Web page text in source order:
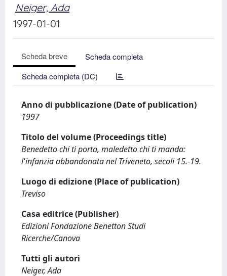
Neiger, Ada
1997-01-01
Scheda breve
Scheda completa
Scheda completa (DC)
Anno di pubblicazione (Date of publication)
1997
Titolo del volume (Proceedings title)
Benedetto chi ti porta, maledetto chi ti manda:
l'infanzia abbandonata nel Triveneto, secoli 15.-19.
Luogo di edizione (Place of publication)
Treviso
Casa editrice (Publisher)
Edizioni Fondazione Benetton Studi
Ricerche/Canova
Tutti gli autori
Neiger, Ada